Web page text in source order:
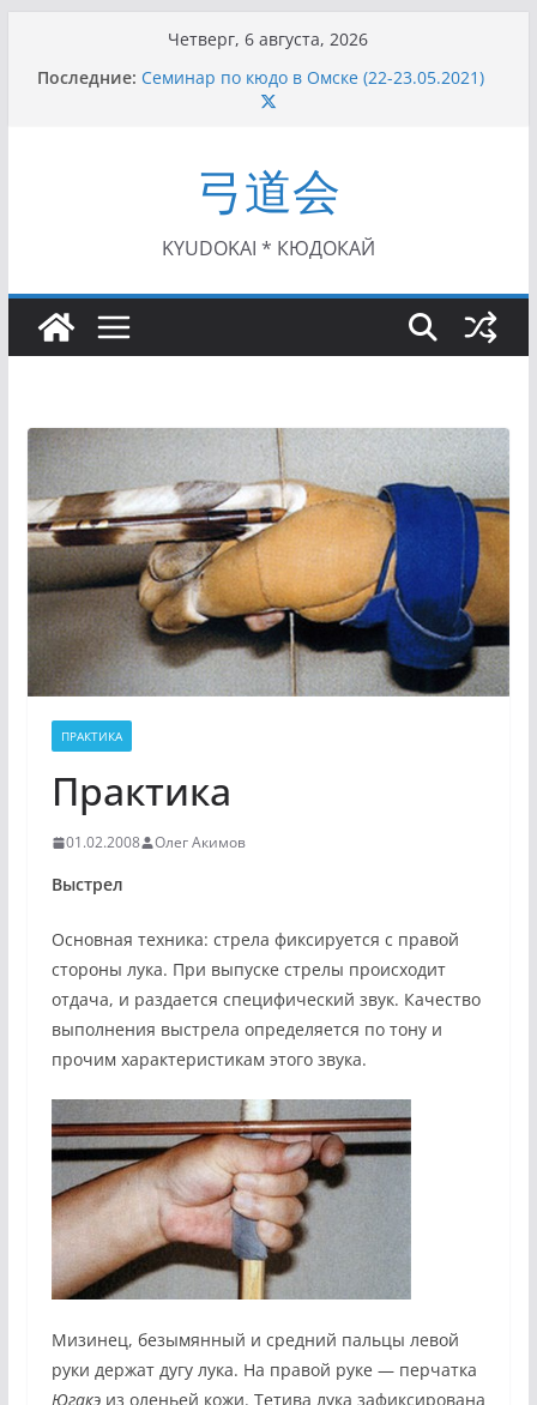
содержимому
Четверг, 6 августа, 2026
Последние: Семинар по кюдо в Омске (22-23.05.2021)
Чемпионат Росcии, Дёмино (2-5.09.2021)
II Кубок Посла Японии в России по Кюдо,
Орёл (25.07.2021)
I этап Кубка Московской области по Кюдо /
Сейдокан II (27.06.2021)
弓道会
KYUDOKAI * КЮДОКАЙ
ПРАКТИКА
Практика
01.02.2008 Олег Акимов
Выстрел
Основная техника: стрела фиксируется с правой
стороны лука. При выпуске стрелы происходит
отдача, и раздается специфический звук. Качество
выполнения выстрела определяется по тону и
прочим характеристикам этого звука.
Мизинец, безымянный и средний пальцы левой
руки держат дугу лука. На правой руке — перчатка
Югакэиз оленьей кожи. Тетива лука зафиксирована